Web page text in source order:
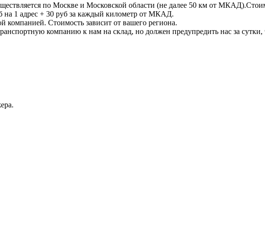
по Москве и Московской области (не далее 50 км от
на 1 адрес + 30 руб за каждый километр от МКАД.
компанией. Стоимость зависит от вашего региона.
компанию к нам на склад, но должен предупредить нас за